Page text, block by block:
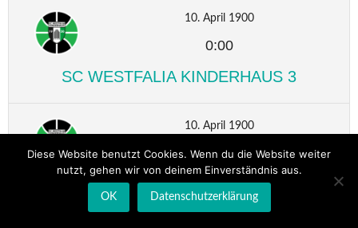
10. April 1900
0:00
SC WESTFALIA KINDERHAUS 3
10. April 1900
0:00
SC WESTFALIA KINDERHAUS 3
Diese Website benutzt Cookies. Wenn du die Website weiter
nutzt, gehen wir von deinem Einverständnis aus.
OK Datenschutzerklärung